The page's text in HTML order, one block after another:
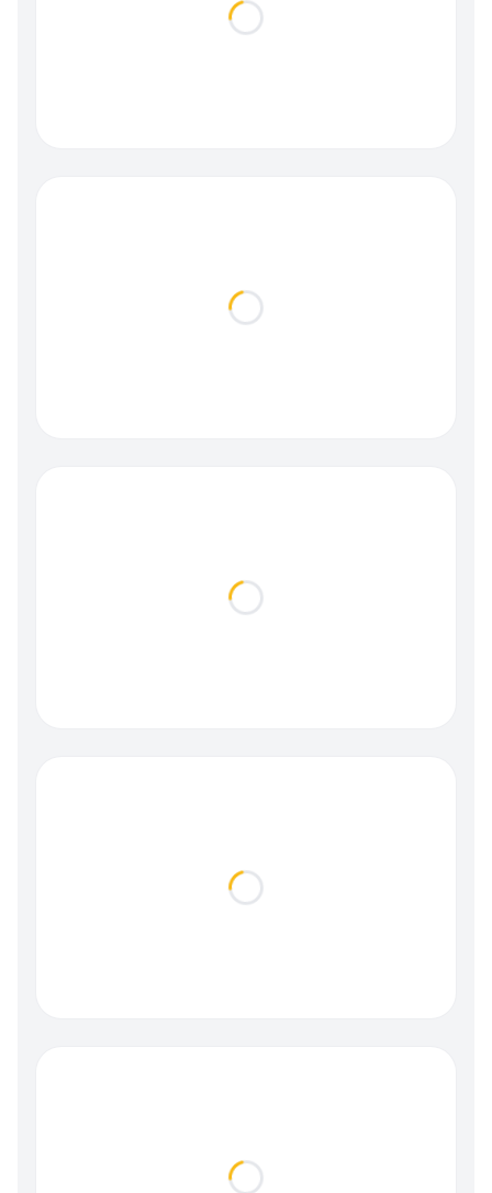
Loading...
Loading...
Loading...
Loading...